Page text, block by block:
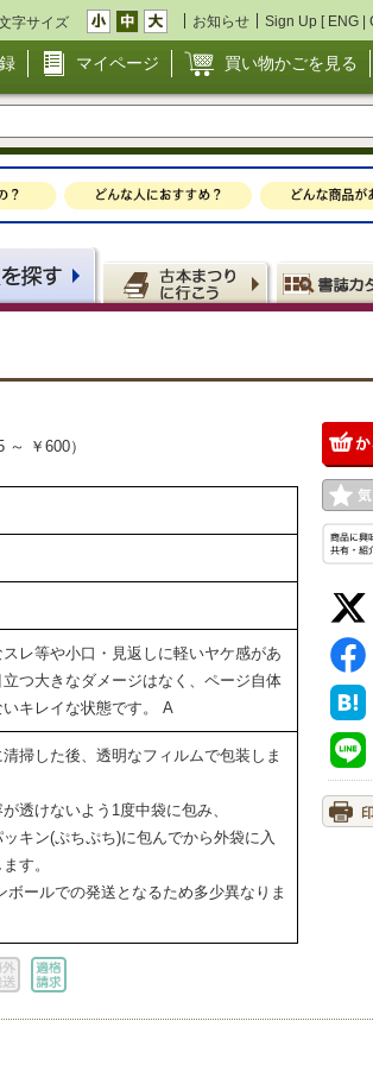
字サイズ お知らせ Sign Up [ ENG |
マイページ 買い物かごを見る
～ ￥600）
レ等や小口・見返しに軽いヤケ感があ
つ大きなダメージはなく、ページ自体
キレイな状態です。 A
掃した後、透明なフィルムで包装しま
透けないよう1度中袋に包み、
キン(ぷちぷち)に包んでから外袋に入
す。
ボールでの発送となるため多少異なりま